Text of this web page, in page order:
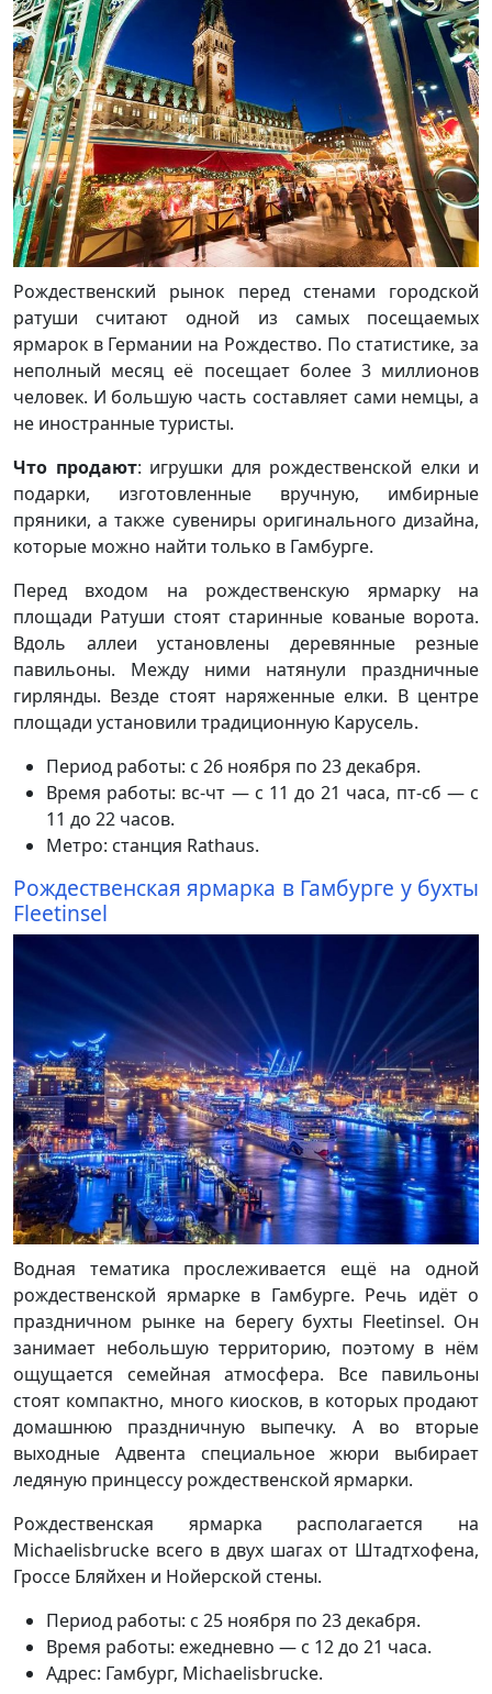
Рождественский рынок перед стенами городской
ратуши считают одной из самых посещаемых
ярмарок в Германии на Рождество. По статистике, за
неполный месяц её посещает более 3 миллионов
человек. И большую часть составляет сами немцы, а
не иностранные туристы.
Что продают: игрушки для рождественской елки и
подарки, изготовленные вручную, имбирные
пряники, а также сувениры оригинального дизайна,
которые можно найти только в Гамбурге.
Перед входом на рождественскую ярмарку на
площади Ратуши стоят старинные кованые ворота.
Вдоль аллеи установлены деревянные резные
павильоны. Между ними натянули праздничные
гирлянды. Везде стоят наряженные елки. В центре
площади установили традиционную Карусель.
Период работы: с 26 ноября по 23 декабря.
Время работы: вс-чт — с 11 до 21 часа, пт-сб — с
11 до 22 часов.
Метро: станция Rathaus.
Рождественская ярмарка в Гамбурге у бухты
Fleetinsel
Водная тематика прослеживается ещё на одной
рождественской ярмарке в Гамбурге. Речь идёт о
праздничном рынке на берегу бухты Fleetinsel. Он
занимает небольшую территорию, поэтому в нём
ощущается семейная атмосфера. Все павильоны
стоят компактно, много киосков, в которых продают
домашнюю праздничную выпечку. А во вторые
выходные Адвента специальное жюри выбирает
ледяную принцессу рождественской ярмарки.
Рождественская ярмарка располагается на
Michaelisbrucke всего в двух шагах от Штадтхофена,
Гроссе Бляйхен и Нойерской стены.
Период работы: с 25 ноября по 23 декабря.
Время работы: ежедневно — с 12 до 21 часа.
Адрес: Гамбург, Michaelisbrucke.